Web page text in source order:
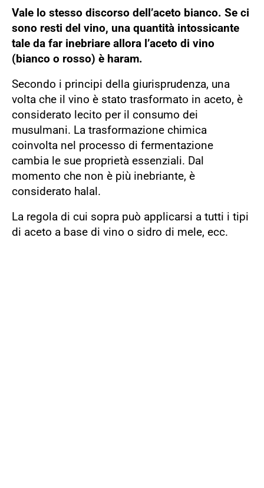
Vale lo stesso discorso dell’aceto bianco. Se ci
sono resti del vino, una quantità intossicante
tale da far inebriare allora l’aceto di vino
(bianco o rosso) è haram.
Secondo i principi della giurisprudenza, una
volta che il vino è stato trasformato in aceto, è
considerato lecito per il consumo dei
musulmani. La trasformazione chimica
coinvolta nel processo di fermentazione
cambia le sue proprietà essenziali. Dal
momento che non è più inebriante, è
considerato halal.
La regola di cui sopra può applicarsi a tutti i tipi
di aceto a base di vino o sidro di mele, ecc.